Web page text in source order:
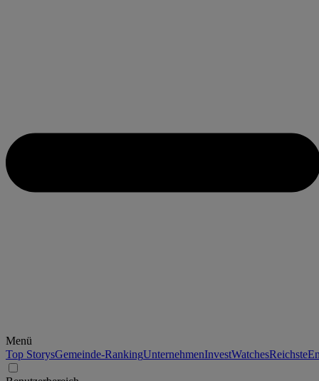
Menü
Top StorysGemeinde-RankingUnternehmenInvestWatchesReichste